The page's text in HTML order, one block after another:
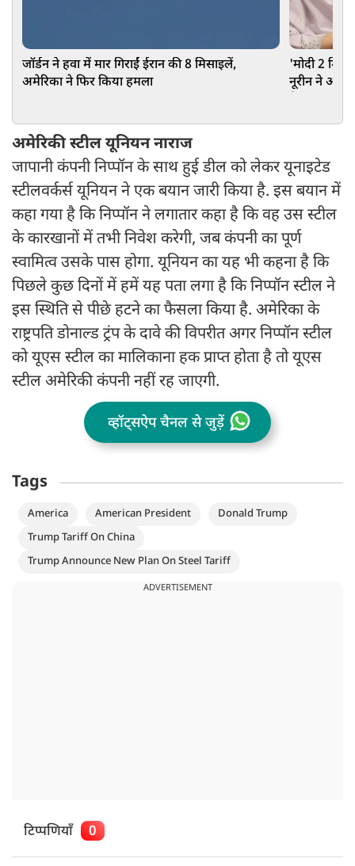
जॉर्डन ने हवा में मार गिराईं ईरान की 8 मिसाइलें,
अमेरिका ने फिर किया हमला
'मोदी 2
नूरीन ने
अमेरिकी स्टील यूनियन नाराज
जापानी कंपनी निप्पॉन के साथ हुई डील को लेकर यूनाइटेड
स्टीलवर्कर्स यूनियन ने एक बयान जारी किया है. इस बयान में
कहा गया है कि निप्पॉन ने लगातार कहा है कि वह उस स्टील
के कारखानों में तभी निवेश करेगी, जब कंपनी का पूर्ण
स्वामित्व उसके पास होगा. यूनियन का यह भी कहना है कि
पिछले कुछ दिनों में हमें यह पता लगा है कि निप्पॉन स्टील ने
इस स्थिति से पीछे हटने का फैसला किया है. अमेरिका के
राष्ट्रपति डोनाल्ड ट्रंप के दावे की विपरीत अगर निप्पॉन स्टील
को यूएस स्टील का मालिकाना हक प्राप्त होता है तो यूएस
स्टील अमेरिकी कंपनी नहीं रह जाएगी.
व्हॉट्सऐप चैनल से जुड़ें
Tags
America American President
Donald Trump
Trump Tariff On China
Trump Announce New Plan On Steel Tariff
ADVERTISEMENT
टिप्पणियाँ 0